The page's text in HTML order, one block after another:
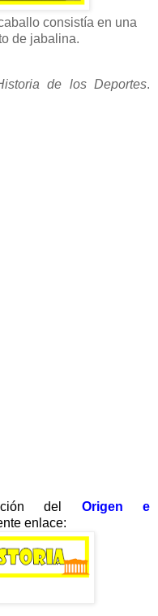
consistía en una
de jabalina.
de los Deportes.
del Origen e
enlace: